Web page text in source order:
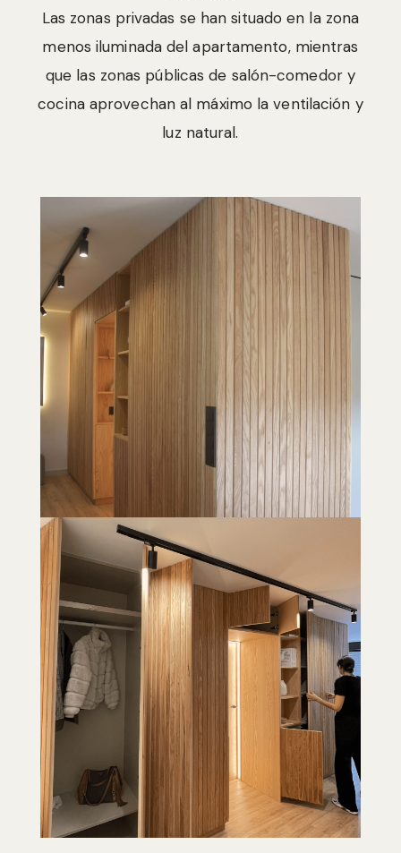
Las zonas privadas se han situado en la zona
menos iluminada del apartamento, mientras
que las zonas públicas de salón-comedor y
cocina aprovechan al máximo la ventilación y
luz natural.